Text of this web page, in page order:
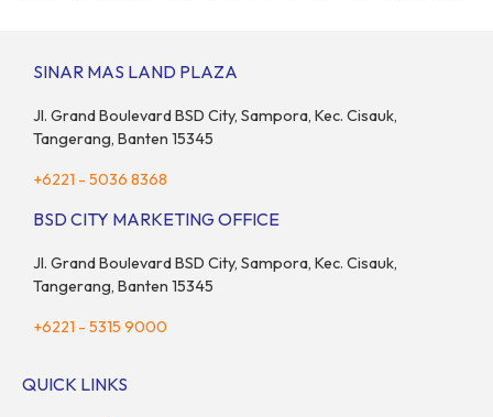
target. “Kami yakin target […]
SINAR MAS LAND PLAZA
Jl. Grand Boulevard BSD City, Sampora, Kec. Cisauk,
Tangerang, Banten 15345
+6221 - 5036 8368
BSD CITY MARKETING OFFICE
Jl. Grand Boulevard BSD City, Sampora, Kec. Cisauk,
Tangerang, Banten 15345
+6221 - 5315 9000
QUICK LINKS